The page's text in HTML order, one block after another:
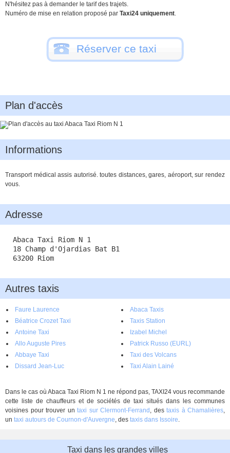
N'hésitez pas à demander le tarif des trajets.
Numéro de mise en relation proposé par Taxi24 uniquement.
Réserver ce taxi
Plan d'accès
Informations
Transport médical assis autorisé. toutes distances, gares, aéroport, sur rendez
vous.
Adresse
Abaca Taxi Riom N 1
18 Champ d'Ojardias Bat B1
63200 Riom
Autres taxis
Faure Laurence
Abaca Taxis
Béatrice Crozet Taxi
Taxis Station
Antoine Taxi
Izabel Michel
Allo Auguste Pires
Patrick Russo (EURL)
Abbaye Taxi
Taxi des Volcans
Dissard Jean-Luc
Taxi Alain Lainé
Dans le cas où Abaca Taxi Riom N 1 ne répond pas, TAXI24 vous recommande
cette liste de chauffeurs et de sociétés de taxi situés dans les communes
voisines pour trouver un taxi sur Clermont-Ferrand , des taxis à Chamalières,
un taxi autours de Cournon-d'Auvergne, des taxis dans Issoire.
Taxi dans les grandes villes